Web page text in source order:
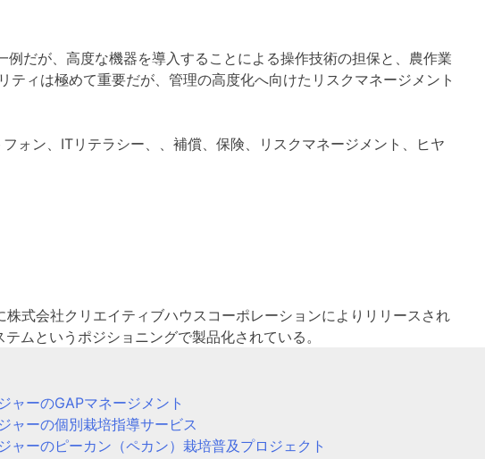
だが、高度な機器を導入することによる操作技術の担保と、農作業
ィは極めて重要だが、管理の高度化へ向けたリスクマネージメント
ン、ITリテラシー、、補償、保険、リスクマネージメント、ヒヤ
式会社クリエイティブハウスコーポレーションによりリリースされ
ムというポジショニングで製品化されている。
ャーのGAPマネージメント
ャーの個別栽培指導サービス
ャーのピーカン（ペカン）栽培普及プロジェクト